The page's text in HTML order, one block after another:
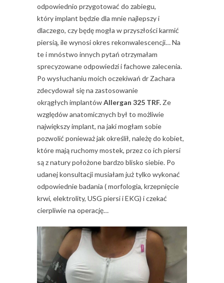
odpowiednio przygotować do zabiegu,
który implant będzie dla mnie najlepszy i
dlaczego, czy będę mogła w przyszłości karmić
piersią, ile wynosi okres rekonwalescencji… Na
te i mnóstwo innych pytań otrzymałam
sprecyzowane odpowiedzi i fachowe zalecenia.
Po wysłuchaniu moich oczekiwań dr Zachara
zdecydował się na zastosowanie
okrągłych implantówAllergan 325 TRF. Ze
względów anatomicznych był to możliwie
największy implant, na jaki mogłam sobie
pozwolić ponieważ jak określił, należę do kobiet,
które mają ruchomy mostek, przez co ich piersi
są z natury położone bardzo blisko siebie. Po
udanej konsultacji musiałam już tylko wykonać
odpowiednie badania ( morfologia, krzepnięcie
krwi, elektrolity, USG piersi i EKG) i czekać
cierpliwie na operację…